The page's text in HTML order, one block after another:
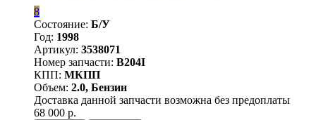
8
Состояние: Б/У
Год: 1998
Артикул: 3538071
Номер запчасти: B204I
КПП: МКПП
Объем: 2.0, Бензин
Доставка данной запчасти возможна без предоплаты
68 000 р.